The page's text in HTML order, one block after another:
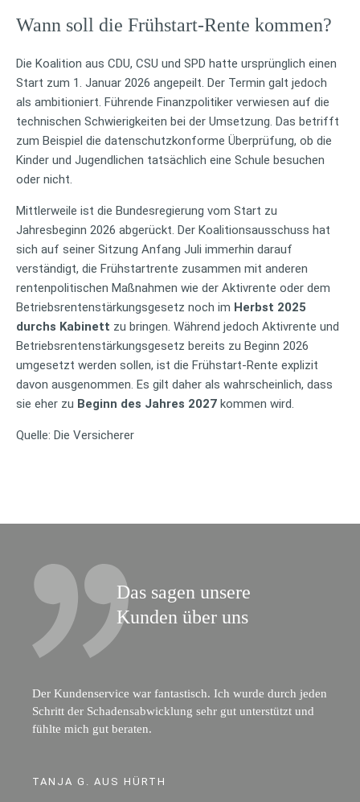
Wann soll die Frühstart-Rente kommen?
Die Koalition aus CDU, CSU und SPD hatte ursprünglich einen
Start zum 1. Januar 2026 angepeilt. Der Termin galt jedoch
als ambitioniert. Führende Finanzpolitiker verwiesen auf die
technischen Schwierigkeiten bei der Umsetzung. Das betrifft
zum Beispiel die datenschutzkonforme Überprüfung, ob die
Kinder und Jugendlichen tatsächlich eine Schule besuchen
oder nicht.
Mittlerweile ist die Bundesregierung vom Start zu
Jahresbeginn 2026 abgerückt. Der Koalitionsausschuss hat
sich auf seiner Sitzung Anfang Juli immerhin darauf
verständigt, die Frühstartrente zusammen mit anderen
rentenpolitischen Maßnahmen wie der Aktivrente oder dem
Betriebsrentenstärkungsgesetz noch im Herbst 2025
durchs Kabinett zu bringen. Während jedoch Aktivrente und
Betriebsrentenstärkungsgesetz bereits zu Beginn 2026
umgesetzt werden sollen, ist die Frühstart-Rente explizit
davon ausgenommen. Es gilt daher als wahrscheinlich, dass
sie eher zu Beginn des Jahres 2027 kommen wird.
Quelle: Die Versicherer
Das sagen unsere
Kunden über uns
Der Kundenservice war fantastisch. Ich wurde durch jeden
Schritt der Schadensabwicklung sehr gut unterstützt und
fühlte mich gut beraten.
TANJA G. AUS HÜRTH